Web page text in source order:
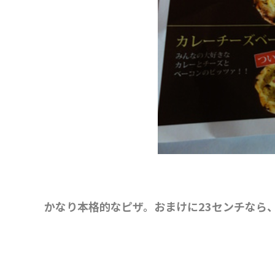
かなり本格的なピザ。おまけに23センチなら